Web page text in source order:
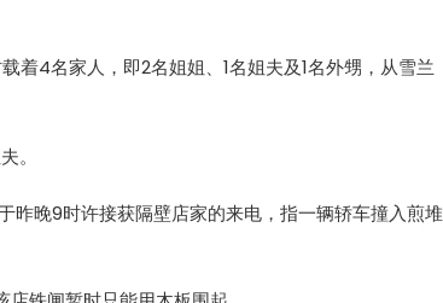
着4名家人，即2名姐姐、1名姐夫及1名外甥，从雪兰
。
昨晚9时许接获隔壁店家的来电，指一辆轿车撞入煎堆